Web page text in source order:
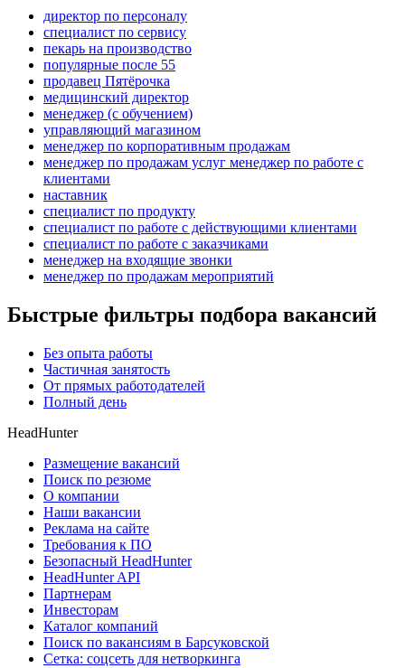
директор по персоналу
специалист по сервису
пекарь на производство
популярные после 55
продавец Пятёрочка
медицинский директор
менеджер (с обучением)
управляющий магазином
менеджер по корпоративным продажам
менеджер по продажам услуг менеджер по работе с
клиентами
наставник
специалист по продукту
специалист по работе с действующими клиентами
специалист по работе с заказчиками
менеджер на входящие звонки
менеджер по продажам мероприятий
Быстрые фильтры подбора вакансий
Без опыта работы
Частичная занятость
От прямых работодателей
Полный день
HeadHunter
Размещение вакансий
Поиск по резюме
О компании
Наши вакансии
Реклама на сайте
Требования к ПО
Безопасный HeadHunter
HeadHunter API
Партнерам
Инвесторам
Каталог компаний
Поиск по вакансиям в Барсуковской
Сетка: соцсеть для нетворкинга